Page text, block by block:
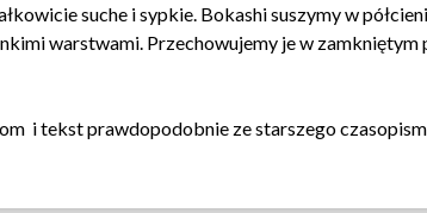
suche i sypkie. Bokashi suszymy w
warstwami. Przechowujemy je w zamkniętym
i tekst prawdopodobnie ze starszego